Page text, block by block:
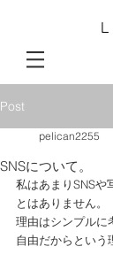
Post
SNSについて。
pelican2255
私はあまりSNSや
とはありません。
理由はシンプルに
自由だからという